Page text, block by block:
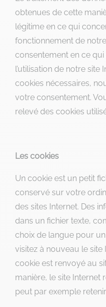
obtenues de cette
légitime en ce qui
fonctionnement de
consentement en ce qui
l’utilisation de notre site
cookies nécessaires,
votre consentement.
relevé des cookies
Les cookies
Un cookie est un petit
conservé sur votre
des sites Internet. Des
dans un fichier texte,
choix de langue pour
visitez à nouveau le
cookie est renvoyé au
manière, le site Internet
peut par exemple